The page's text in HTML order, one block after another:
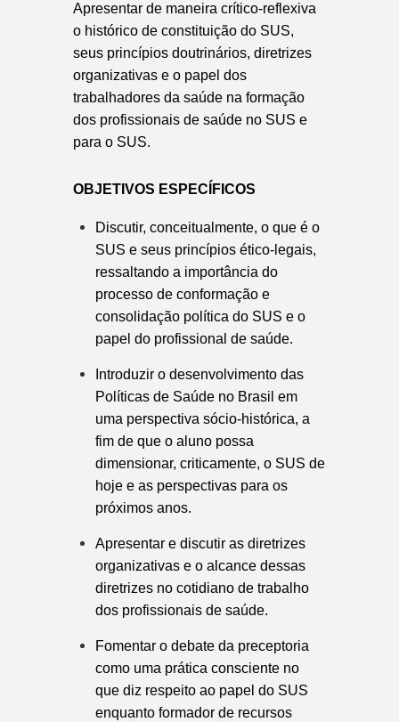
Apresentar de maneira crítico-reflexiva
o histórico de constituição do SUS,
seus princípios doutrinários, diretrizes
organizativas e o papel dos
trabalhadores da saúde na formação
dos profissionais de saúde no SUS e
para o SUS.
OBJETIVOS ESPECÍFICOS
Discutir, conceitualmente, o que é o
SUS e seus princípios ético-legais,
ressaltando a importância do
processo de conformação e
consolidação política do SUS e o
papel do profissional de saúde.
Introduzir o desenvolvimento das
Políticas de Saúde no Brasil em
uma perspectiva sócio-histórica, a
fim de que o aluno possa
dimensionar, criticamente, o SUS de
hoje e as perspectivas para os
próximos anos.
Apresentar e discutir as diretrizes
organizativas e o alcance dessas
diretrizes no cotidiano de trabalho
dos profissionais de saúde.
Fomentar o debate da preceptoria
como uma prática consciente no
que diz respeito ao papel do SUS
enquanto formador de recursos